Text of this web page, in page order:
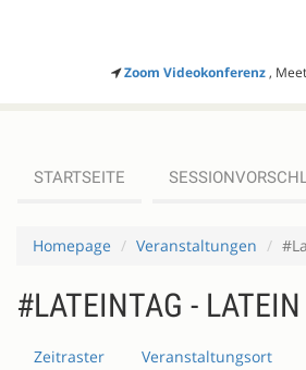
Zoom Videokonferenz,
STARTSEITE
Homepage Veranstaltungen
#LATEINTAG -
Zeitraster Veranstaltungsort